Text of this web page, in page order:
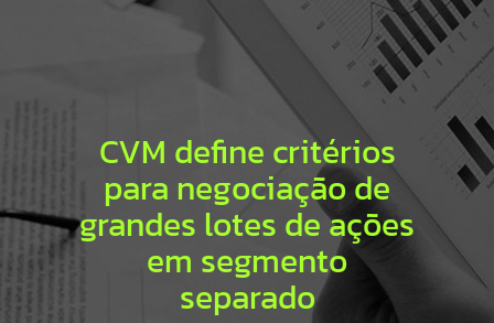
CVM define critérios
para negociação de
grandes lotes de ações
em segmento
separado